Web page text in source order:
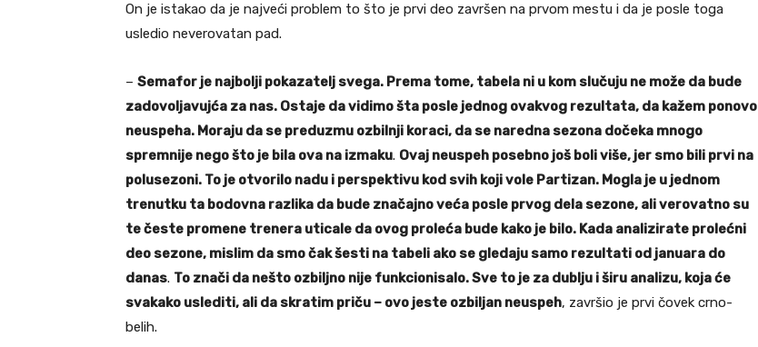
On je istakao da je najveći problem to što je prvi deo završen na prvom mestu i da je posle toga
usledio neverovatan pad.
– Semafor je najbolji pokazatelj svega. Prema tome, tabela ni u kom slučuju ne može da bude
zadovoljavujća za nas. Ostaje da vidimo šta posle jednog ovakvog rezultata, da kažem ponovo
neuspeha. Moraju da se preduzmu ozbilnji koraci, da se naredna sezona dočeka mnogo
spremnije nego što je bila ova na izmaku. Ovaj neuspeh posebno još boli više, jer smo bili prvi na
polusezoni. To je otvorilo nadu i perspektivu kod svih koji vole Partizan. Mogla je u jednom
trenutku ta bodovna razlika da bude značajno veća posle prvog dela sezone, ali verovatno su
te česte promene trenera uticale da ovog proleća bude kako je bilo. Kada analizirate prolećni
deo sezone, mislim da smo čak šesti na tabeli ako se gledaju samo rezultati od januara do
danas. To znači da nešto ozbiljno nije funkcionisalo. Sve to je za dublju i širu analizu, koja će
svakako uslediti, ali da skratim priču – ovo jeste ozbiljan neuspeh, završio je prvi čovek crno-
belih.